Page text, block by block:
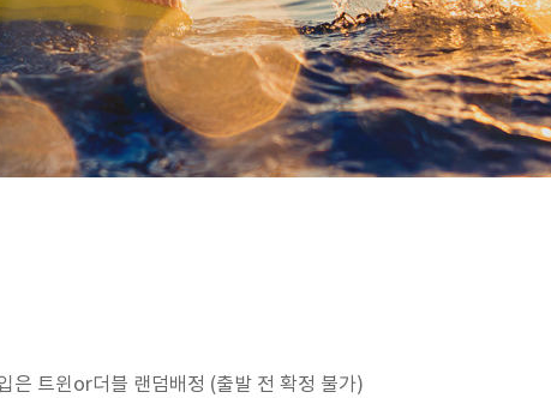
은 트윈or더블 랜덤배정 (출발 전 확정 불가)